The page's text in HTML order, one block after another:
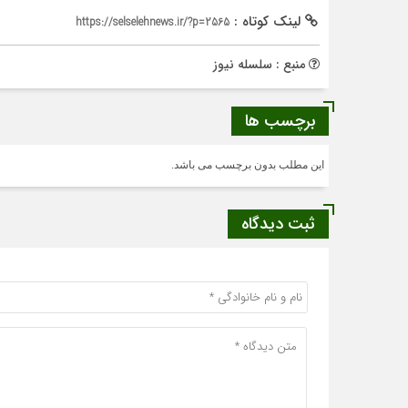
لینک کوتاه : https://selselehnews.ir/?p=2565
منبع : سلسله نیوز
برچسب ها
این مطلب بدون برچسب می باشد.
ثبت دیدگاه